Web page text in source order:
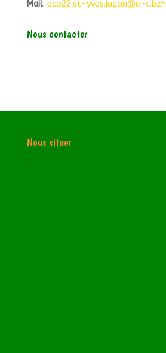
Mail: eco22.st-yves.jugon@e-c.bzh
Nous contacter
Nous situer